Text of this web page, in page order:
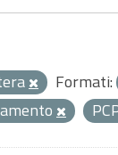
Formati: